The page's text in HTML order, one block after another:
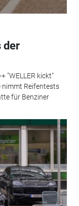
der
"WELLER kickt"
nimmt Reifentests
für Benziner